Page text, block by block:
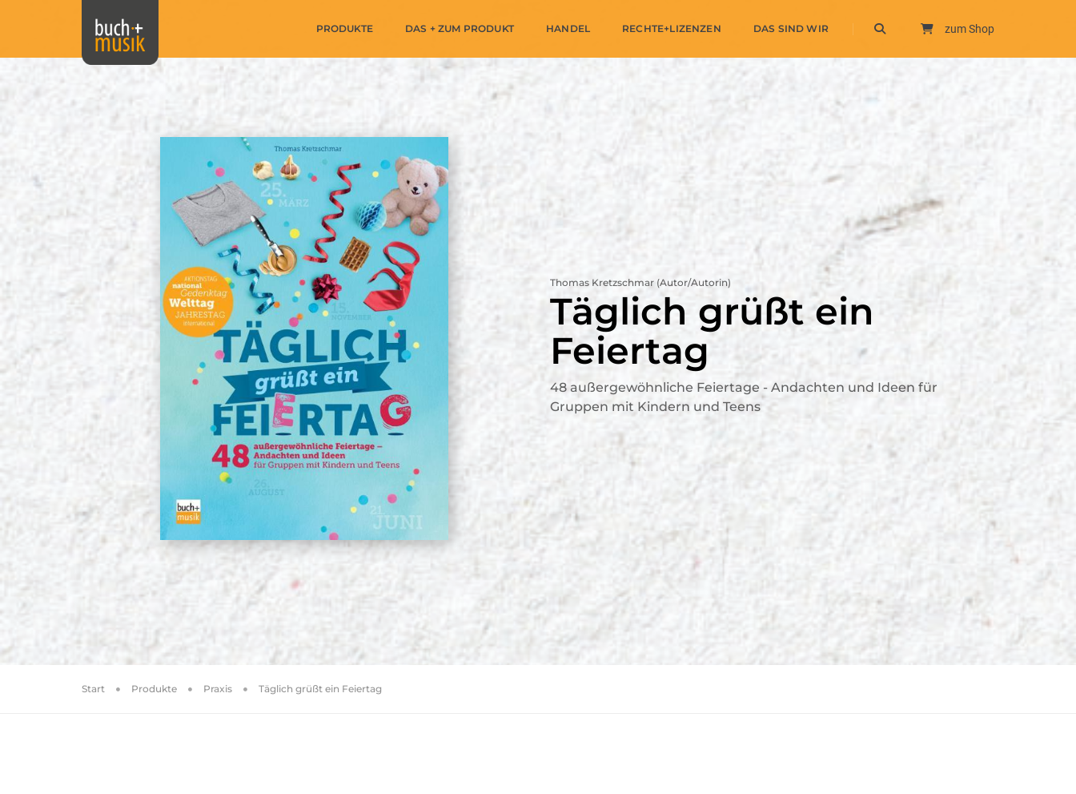
PRODUKTE DAS + ZUM PRODUKT HANDEL RECHTE+LIZENZEN DAS SIND WIR zum Shop
Thomas Kretzschmar (Autor/Autorin)
Täglich grüßt ein
Feiertag
48 außergewöhnliche Feiertage - Andachten und Ideen für
Gruppen mit Kindern und Teens
Start Produkte Praxis Täglich grüßt ein Feiertag